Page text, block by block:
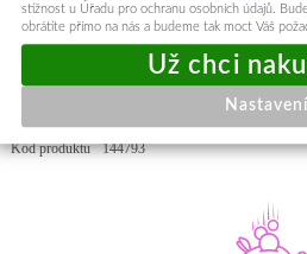
funkční design. Získáte tak
spojována s mnohem dražšími
ceny. Je to jednoduše chytrá
Toto pouzdro je určeno pro modely telefonů:
Motorola Moto G41 4G
Kód produktu 144793
stížnost u Úřadu pro ochranu osobních údajů.
obrátíte přímo na nás a budeme tak moct Váš
Nastavení